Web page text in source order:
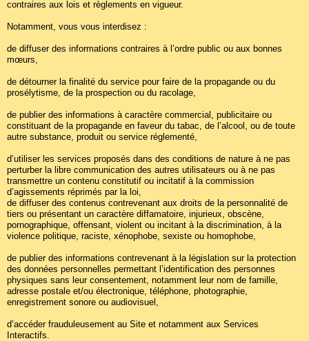
contraires aux lois et règlements en vigueur.
Notamment, vous vous interdisez :
de diffuser des informations contraires à l’ordre public ou aux bonnes
mœurs,
de détourner la finalité du service pour faire de la propagande ou du
prosélytisme, de la prospection ou du racolage,
de publier des informations à caractère commercial, publicitaire ou
constituant de la propagande en faveur du tabac, de l’alcool, ou de toute
autre substance, produit ou service réglementé,
d’utiliser les services proposés dans des conditions de nature à ne pas
perturber la libre communication des autres utilisateurs ou à ne pas
transmettre un contenu constitutif ou incitatif à la commission
d’agissements réprimés par la loi,
de diffuser des contenus contrevenant aux droits de la personnalité de
tiers ou présentant un caractère diffamatoire, injurieux, obscène,
pornographique, offensant, violent ou incitant à la discrimination, à la
violence politique, raciste, xénophobe, sexiste ou homophobe,
de publier des informations contrevenant à la législation sur la protection
des données personnelles permettant l’identification des personnes
physiques sans leur consentement, notamment leur nom de famille,
adresse postale et/ou électronique, téléphone, photographie,
enregistrement sonore ou audiovisuel,
d’accéder frauduleusement au Site et notamment aux Services
Interactifs.